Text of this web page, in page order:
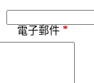
電子郵件 *